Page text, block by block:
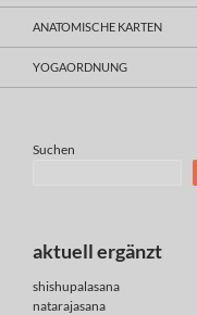
ANATOMISCHE KARTEN
YOGAORDNUNG
Suchen
aktuell ergänzt
shishupalasana
natarajasana